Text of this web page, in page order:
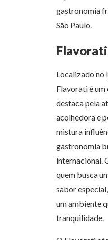
gastronomia
São Paulo.
Flavorati
Localizado no
Flavorati é um
destaca pela
acolhedora e
mistura
gastronomia
internacional.
quem busca
sabor
um ambiente
tranquilidade.